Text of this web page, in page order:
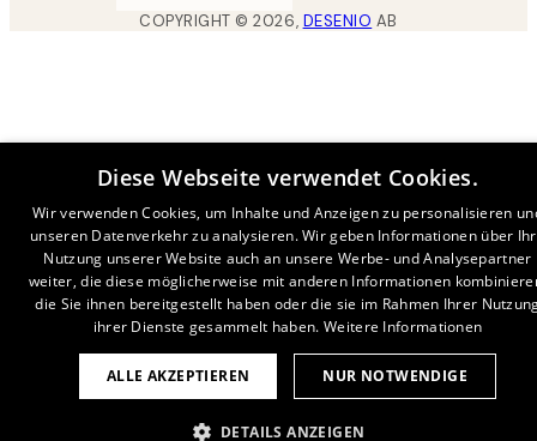
COPYRIGHT ©2026, DESENIO AB
Diese Webseite verwendet Cookies.
Wir verwenden Cookies, um Inhalte und Anzeigen zu personalisieren
unseren Datenverkehr zu analysieren. Wir geben Informationen über
Nutzung unserer Website auch an unsere Werbe- und Analysepartner
weiter, die diese möglicherweise mit anderen Informationen
die Sie ihnen bereitgestellt haben oder die sie im Rahmen Ihrer
ihrer Dienste gesammelt haben. Weitere Informationen
ALLE AKZEPTIEREN NUR NOTWENDIGE
DETAILS ANZEIGEN